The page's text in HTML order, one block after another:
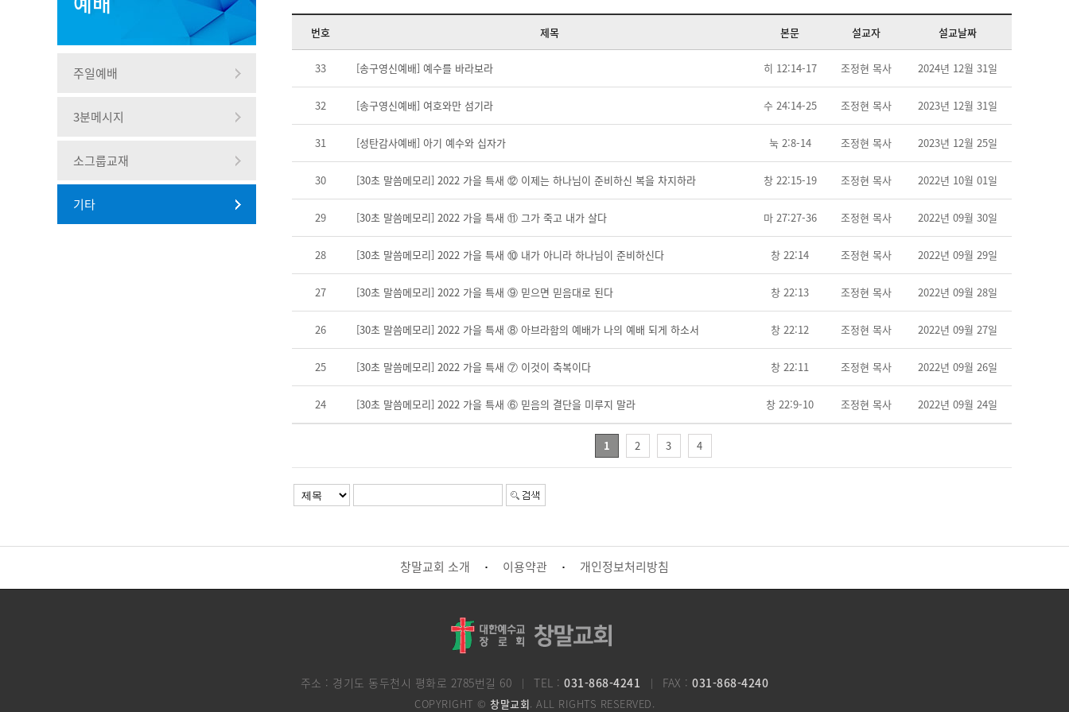
주일예배
3분메시지
소그룹교재
기타
번호 제목 본문 설교자 설교날짜
33 [송구영신예배] 예수를 바라보라 히 12:14-17 조정현 목사 2024년 12월 31일
32 [송구영신예배] 여호와만 섬기라 수 24:14-25 조정현 목사 2023년 12월 31일
31 [성탄감사예배] 아기 예수와 십자가 눅 2:8-14 조정현 목사 2023년 12월 25일
30 [30초 말씀메모리] 2022 가을 특새 ⑫ 이제는 하나님이 준비하신 복을 차지하라 창 22:15-19 조정현 목사 2022년 10월 01일
29 [30초 말씀메모리] 2022 가을 특새 ⑪ 그가 죽고 내가 살다 마 27:27-36 조정현 목사 2022년 09월 30일
28 [30초 말씀메모리] 2022 가을 특새 ⑩ 내가 아니라 하나님이 준비하신다 창 22:14 조정현 목사 2022년 09월 29일
27 [30초 말씀메모리] 2022 가을 특새 ⑨ 믿으면 믿음대로 된다 창 22:13 조정현 목사 2022년 09월 28일
26 [30초 말씀메모리] 2022 가을 특새 ⑧ 아브라함의 예배가 나의 예배 되게 하소서 창 22:12 조정현 목사 2022년 09월 27일
25 [30초 말씀메모리] 2022 가을 특새 ⑦ 이것이 축복이다 창 22:11 조정현 목사 2022년 09월 26일
24 [30초 말씀메모리] 2022 가을 특새 ⑥ 믿음의 결단을 미루지 말라 창 22:9-10 조정현 목사 2022년 09월 24일
1 2 3 4
창말교회 소개 · 이용약관 · 개인정보처리방침
주소 : 경기도 동두천시 평화로 2785번길 60 TEL :031-868-4241 FAX :031-868-4240
COPYRIGHT © 창말교회. ALL RIGHTS RESERVED.